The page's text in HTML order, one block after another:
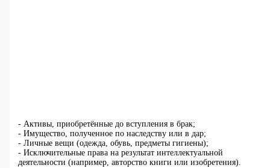
- Активы, приобретённые до вступления в брак;
- Имущество, полученное по наследству или в дар;
- Личные вещи (одежда, обувь, предметы гигиены);
- Исключительные права на результат интеллектуальной
деятельности (например, авторство книги или изобретения).